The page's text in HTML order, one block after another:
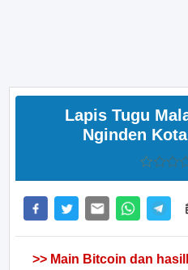
Lapis Tugu
Nginden
>> Main Bitcoin dan